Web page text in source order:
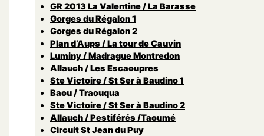
GR 2013 La Valentine / La Barasse
Gorges du Régalon 1
Gorges du Régalon 2
Plan d’Aups / La tour de Cauvin
Luminy / Madrague Montredon
Allauch / Les Escaoupres
Ste Victoire / St Ser à Baudino 1
Baou / Traouqua
Ste Victoire / St Ser à Baudino 2
Allauch / Pestiférés /Taoumé
Circuit St Jean du Puy